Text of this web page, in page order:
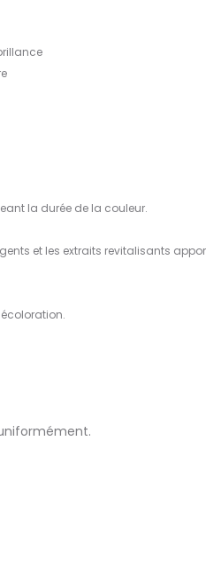
la durée de la couleur.
et les extraits revitalisants